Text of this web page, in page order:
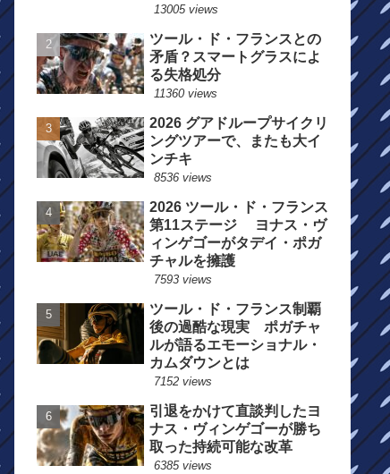
か？
13005 views
ツール・ド・フランスとの
矛盾？スマートグラスによ
る失格処分
11360 views
2026 グアドループサイクリ
ングツアーで、またも大イ
ンチキ
8536 views
2026 ツール・ド・フランス
第11ステージ ヨナス・ヴ
ィンゲゴーがタデイ・ポガ
チャルを擁護
7593 views
ツール・ド・フランス制覇
後の過酷な現実 ポガチャ
ルが語るエモーショナル・
カムダウンとは
7152 views
引退をかけて直談判したヨ
ナス・ヴィンゲゴーが勝ち
取った持続可能な改革
6385 views